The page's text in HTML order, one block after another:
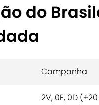
do
Campanha
2V, 0E, 0D